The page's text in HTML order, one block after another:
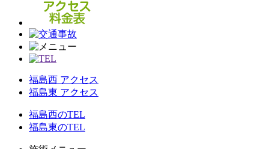
福島西 アクセス
福島東 アクセス
福島西のTEL
福島東のTEL